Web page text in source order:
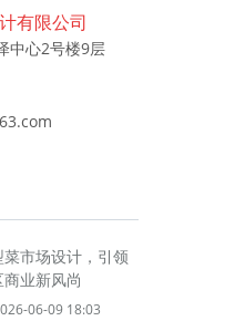
有限公司
中心2号楼9层
菜市场设计，引领
业新风尚
06-09 18:03